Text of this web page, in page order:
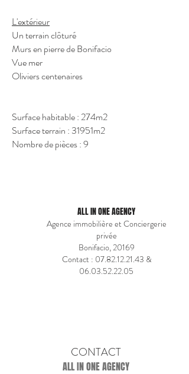
L'extérieur
Un terrainclôturé
Murs en pierre de Bonifacio
Vue mer
Oliviers centenaires
Surface habitable : 274m2
Surface terrain : 31951m2
Nombre de pièces : 9
ALL IN ONE AGENCY
Agence immobilière et Conciergerie
privée
Bonifacio, 20169
Contact : 07.82.12.21.43 &
06.03.52.22.05
CONTACT
ALL IN ONE AGENCY